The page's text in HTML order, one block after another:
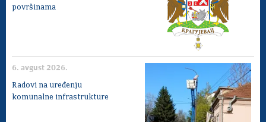
površinama
6. avgust 2026.
Radovi na uređenju
komunalne infrastrukture